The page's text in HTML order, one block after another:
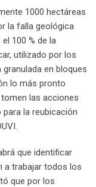
1000 hectáreas
la falla geológica
100 % de la
utilizado por los
en bloques
lo más pronto
las acciones
la reubicación
que identificar
a trabajar todos los
que por los